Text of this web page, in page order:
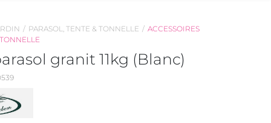
PARASOL, TENTE & TONNELLE
ACCESSOIRES
granit 11kg (Blanc)